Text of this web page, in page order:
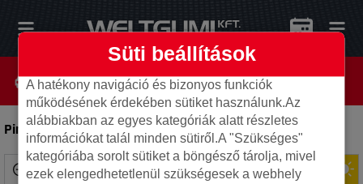
Pirelli 245/35R20 91Y P ZERO N0-Autó gumi
Süti beállítások
A hatékony navigáció és bizonyos funkciók
működésének érdekében sütiket használunk.Az
alábbiakban az egyes kategóriák alatt részletes
információkat talál minden sütiről.A "Szükséges"
kategóriába sorolt sütiket a böngésző tárolja, mivel
ezek elengedhetetlenül szükségesek a webhely